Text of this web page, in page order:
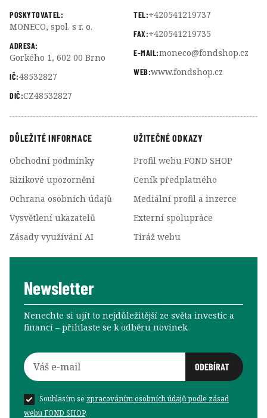
POSKYTOVATEL:
MONECO, spol. s r. o.
ADRESA:
Gorkého 1, 602 00 Brno
IČ:48532827
DIČ:CZ48532827
TEL:+420541219737
FAX:+420541219735
E-MAIL:moneco@fondshop.cz
WEB:www.fondshop.cz
DŮLEŽITÉ INFORMACE
Obchodní podmínky
Rizikové upozornění
Ochrana osobních údajů
Vysvětlení ukazatelů
Zásady využívání AI
UŽITEČNÉ ODKAZY
Profil webu FOND SHOP
Ceník předplatného
Mediální profil a inzerce
Externí spolupráce
Tiráž webu
Newsletter
Nenechte si ujít to nejdůležitější ze světa investic a
financí –⁠⁠⁠⁠⁠⁠ přihlaste se k odběru novinek.
Souhlasím se zpracováním osobních údajů podle zásad
webu FOND SHOP.